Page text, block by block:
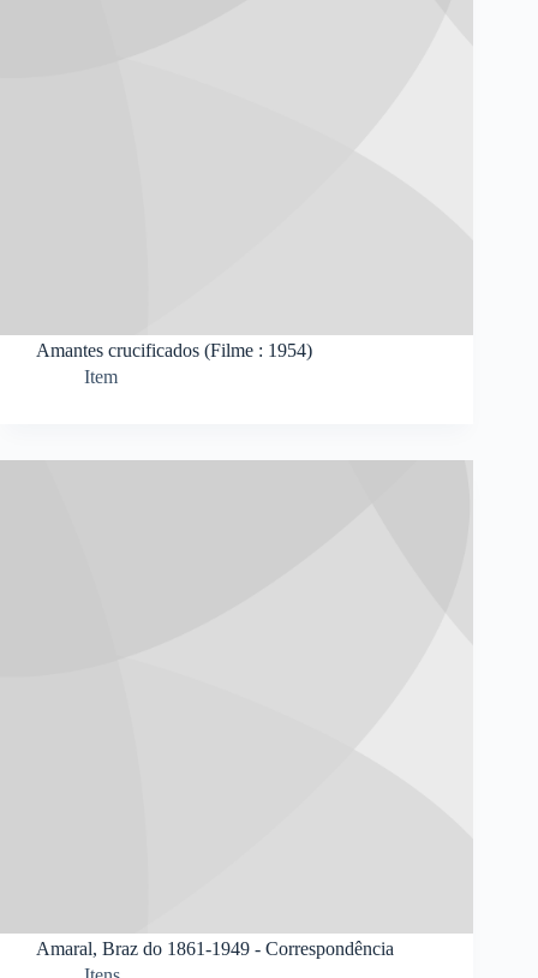
Amantes crucificados (Filme : 1954)
Item
Amaral, Braz do 1861-1949 - Correspondência